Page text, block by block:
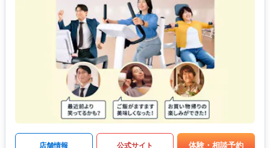
店舗情報 公式サイト 体験・相談予約